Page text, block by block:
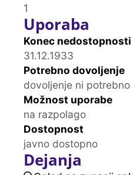
1
Uporaba
Konec nedostopnosti
31.12.1933
Potrebno dovoljenje
dovoljenje ni potrebno
Možnost uporabe
na razpolago
Dostopnost
javno dostopno
Dejanja